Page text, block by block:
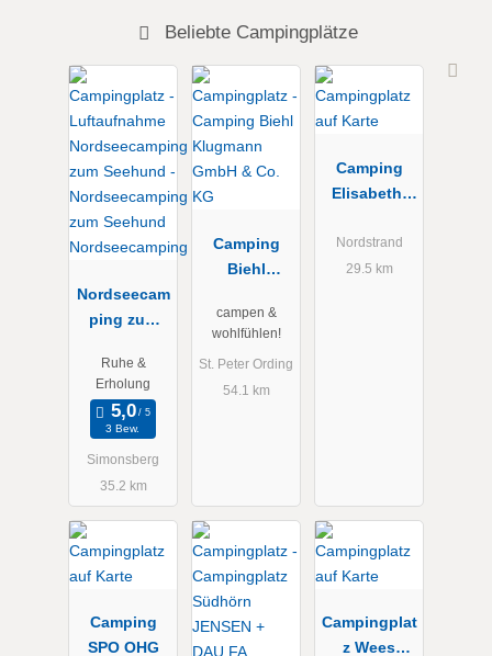
Beliebte Campingplätze
Nordseecam
ping zum
Nordseecam
ping
Ruhe &
Erholung
3 Bew.
Simonsberg
35.2 km
Camping
Biehl
GmbH & Co.
KG
campen &
wohlfühlen!
St. Peter Ording
54.1 km
Camping
Elisabeth-
Koog
Nordstrand
29.5 km
Camping
SPO OHG
Campingplat
z Wees